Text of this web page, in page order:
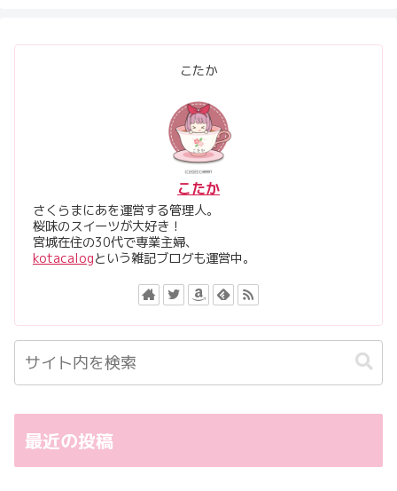
こたか
こたか
さくらまにあを運営する管理人。
桜味のスイーツが大好き！
宮城在住の30代で専業主婦、
kotacalogという雑記ブログも運営中。
最近の投稿